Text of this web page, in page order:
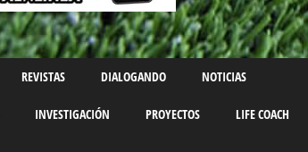
REVISTAS DIALOGANDO NOTICIAS
INVESTIGACIÓN PROYECTOS LIFE COACH